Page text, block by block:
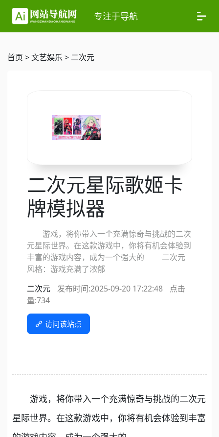
专注于导航
首页 >文艺娱乐 > 二次元
二次元星际歌姬卡
牌模拟器
游戏，将你带入一个充满惊奇与挑战的二次
元星际世界。在这款游戏中，你将有机会体验到
丰富的游戏内容，成为一个强大的 二次元
风格：游戏充满了浓郁
二次元
发布时间:2025-09-20 17:22:48
点击
量:734
访问该站点
游戏，将你带入一个充满惊奇与挑战的二次元
星际世界。在这款游戏中，你将有机会体验到丰富